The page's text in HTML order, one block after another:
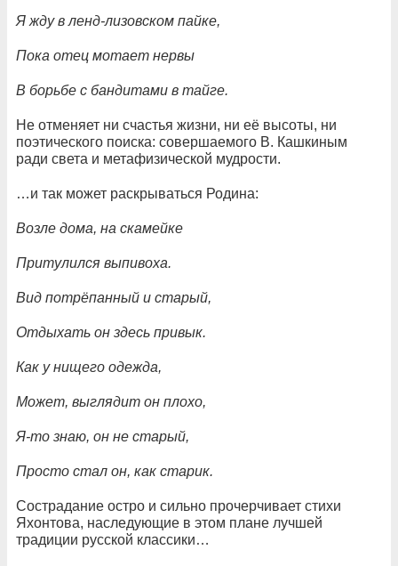
Я жду в ленд-лизовском пайке,
Пока отец мотает нервы
В борьбе с бандитами в тайге.
Не отменяет ни счастья жизни, ни её высоты, ни
поэтического поиска: совершаемого В. Кашкиным
ради света и метафизической мудрости.
…и так может раскрываться Родина:
Возле дома, на скамейке
Притулился выпивоха.
Вид потрёпанный и старый,
Отдыхать он здесь привык.
Как у нищего одежда,
Может, выглядит он плохо,
Я-то знаю, он не старый,
Просто стал он, как старик.
Сострадание остро и сильно прочерчивает стихи
Яхонтова, наследующие в этом плане лучшей
традиции русской классики…